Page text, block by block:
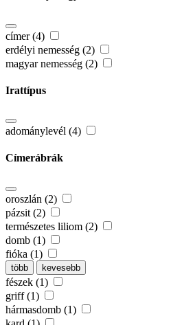
címer (4)
erdélyi nemesség (2)
magyar nemesség (2)
Irattípus
adománylevél (4)
Címerábrák
oroszlán (2)
pázsit (2)
természetes liliom (2)
domb (1)
fióka (1)
több kevesebb
fészek (1)
griff (1)
hármasdomb (1)